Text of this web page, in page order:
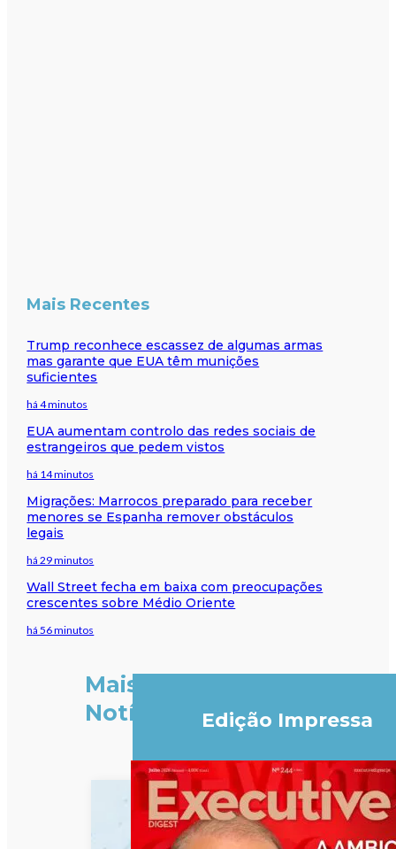
Mais Recentes
Trump reconhece escassez de algumas armas
mas garante que EUA têm munições
suficientes
há 4 minutos
EUA aumentam controlo das redes sociais de
estrangeiros que pedem vistos
há 14 minutos
Migrações: Marrocos preparado para receber
menores se Espanha remover obstáculos
legais
há 29 minutos
Wall Street fecha em baixa com preocupações
crescentes sobre Médio Oriente
há 56 minutos
Mais
Notícias
Edição Impressa